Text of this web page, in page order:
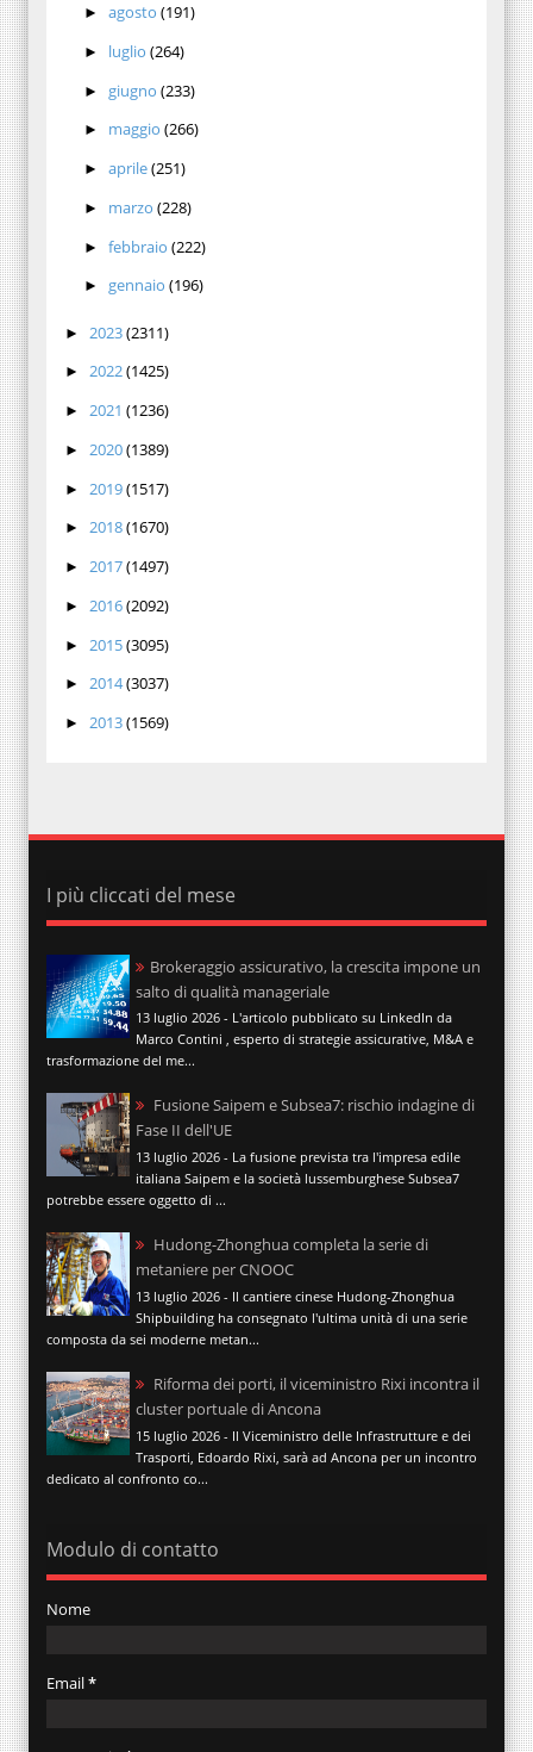
► agosto (191)
► luglio (264)
► giugno (233)
► maggio (266)
► aprile(251)
► marzo (228)
► febbraio (222)
► gennaio (196)
► 2023(2311)
► 2022(1425)
► 2021 (1236)
► 2020(1389)
► 2019(1517)
► 2018(1670)
► 2017(1497)
► 2016(2092)
► 2015(3095)
► 2014(3037)
► 2013(1569)
I più cliccati del mese
Brokeraggio assicurativo, la crescita impone un
salto di qualità manageriale
13 luglio 2026 - L'articolo pubblicato su LinkedIn da
Marco Contini , esperto di strategie assicurative, M&A e
trasformazione del me...
Fusione Saipem e Subsea7: rischio indagine di
Fase II dell'UE
13 luglio 2026 - La fusione prevista tra l'impresa edile
italiana Saipem e la società lussemburghese Subsea7
potrebbe essere oggetto di ...
Hudong-Zhonghua completa la serie di
metaniere per CNOOC
13 luglio 2026 - Il cantiere cinese Hudong-Zhonghua
Shipbuilding ha consegnato l'ultima unità di una serie
composta da sei moderne metan...
Riforma dei porti, il viceministro Rixi incontra il
cluster portuale di Ancona
15 luglio 2026 - Il Viceministro delle Infrastrutture e dei
Trasporti, Edoardo Rixi, sarà ad Ancona per un incontro
dedicato al confronto co...
Modulo di contatto
Nome
Email*